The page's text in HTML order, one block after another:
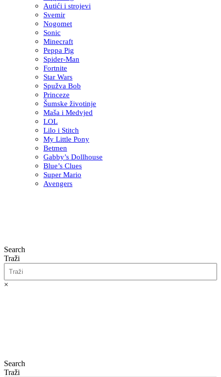
Autići i strojevi
Svemir
Nogomet
Sonic
Minecraft
Peppa Pig
Spider-Man
Fortnite
Star Wars
Spužva Bob
Princeze
Šumske životinje
Maša i Medvjed
LOL
Lilo i Stitch
My Little Pony
Betmen
Gabby’s Dollhouse
Blue’s Clues
Super Mario
Avengers
Search
Traži
×
Search
Traži